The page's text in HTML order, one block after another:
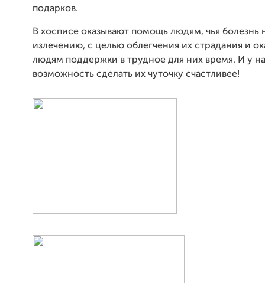
подарков.
В хосписе оказывают помощь людям, чья болезнь
излечению, с целью облегчения их страдания и
людям поддержки в трудное для них время. И у
возможность сделать их чуточку счастливее!